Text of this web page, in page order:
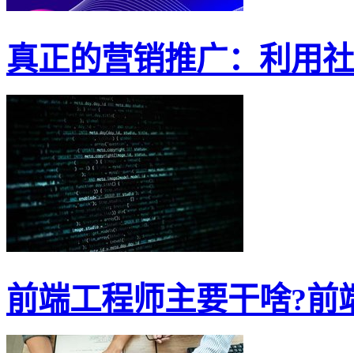
真正的营销推广：利用
前端工程师主要干啥?前